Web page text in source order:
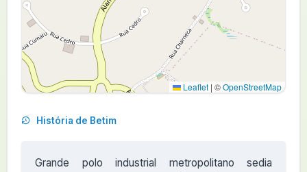
Leaflet | ©OpenStreetMap
História de Betim
Grande polo industrial metropolitano sedia